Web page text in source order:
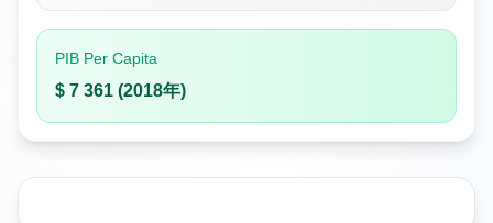
PIB Per Capita
$ 7 361 (2018年)